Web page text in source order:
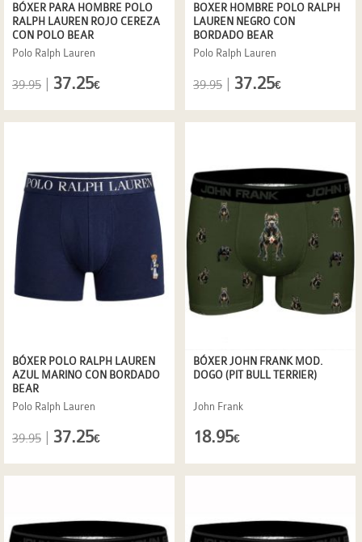
BÓXER PARA HOMBRE POLO
RALPH LAUREN ROJO CEREZA
CON POLO BEAR
Polo Ralph Lauren
39.95 37.25€
BOXER HOMBRE POLO RALPH
LAUREN NEGRO CON
BORDADO BEAR
Polo Ralph Lauren
39.95 37.25€
BÓXER POLO RALPH LAUREN
AZUL MARINO CON BORDADO
BEAR
Polo Ralph Lauren
39.95 37.25€
BÓXER JOHN FRANK MOD.
DOGO (PIT BULL TERRIER)
John Frank
18.95€